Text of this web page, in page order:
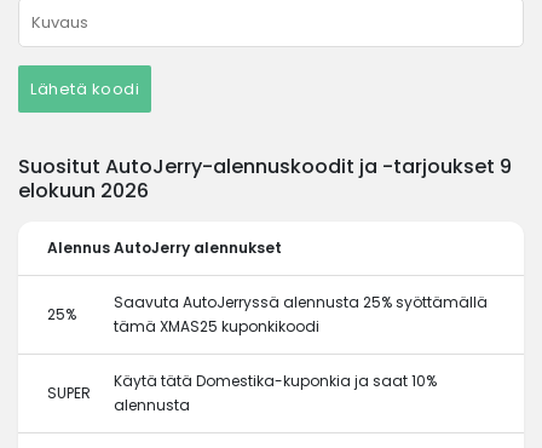
Lähetä koodi
Suositut AutoJerry-alennuskoodit ja -tarjoukset 9
elokuun 2026
AlennusAutoJerry alennukset
25%
Saavuta AutoJerryssä alennusta 25% syöttämällä
tämä XMAS25 kuponkikoodi
SUPER
Käytä tätä Domestika-kuponkia ja saat 10%
alennusta